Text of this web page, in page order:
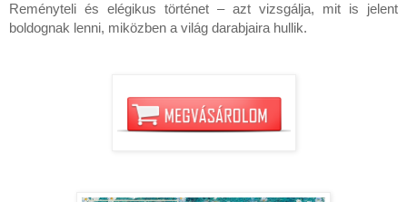
Reményteli és elégikus történet – azt vizsgálja, mit is jelent
boldognak lenni, miközben a világ darabjaira hullik.